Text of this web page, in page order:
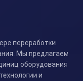
переработки
Мы предлагаем
оборудования
и